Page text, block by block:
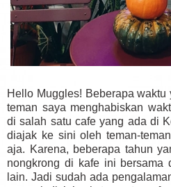
Hello Muggles! Beberapa
teman saya menghabiskan
di salah satu cafe yang ada di
diajak ke sini oleh teman-
aja. Karena, beberapa tahun
nongkrong di kafe ini bersama
lain. Jadi sudah ada